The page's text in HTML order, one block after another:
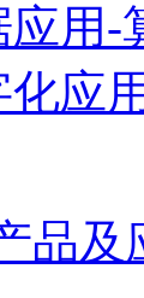
应用-
化应
品及